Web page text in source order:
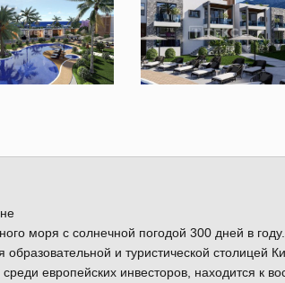
моря с солнечной погодой 300 дней в году.
и туристической столицей
европейских инвесторов, находится к